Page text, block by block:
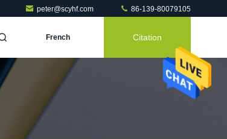
peter@scyhf.com 86-139-80079105
French Citation